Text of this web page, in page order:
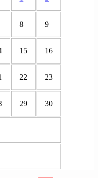
8 9
15 16
22 23
29 30